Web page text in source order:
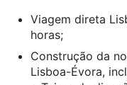
Viagem direta
horas;
Construção da
Lisboa-Évora,